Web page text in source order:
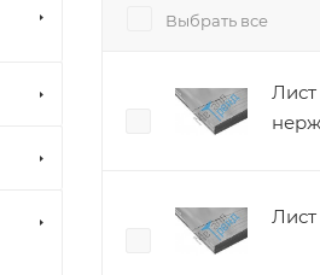
Выбрать все